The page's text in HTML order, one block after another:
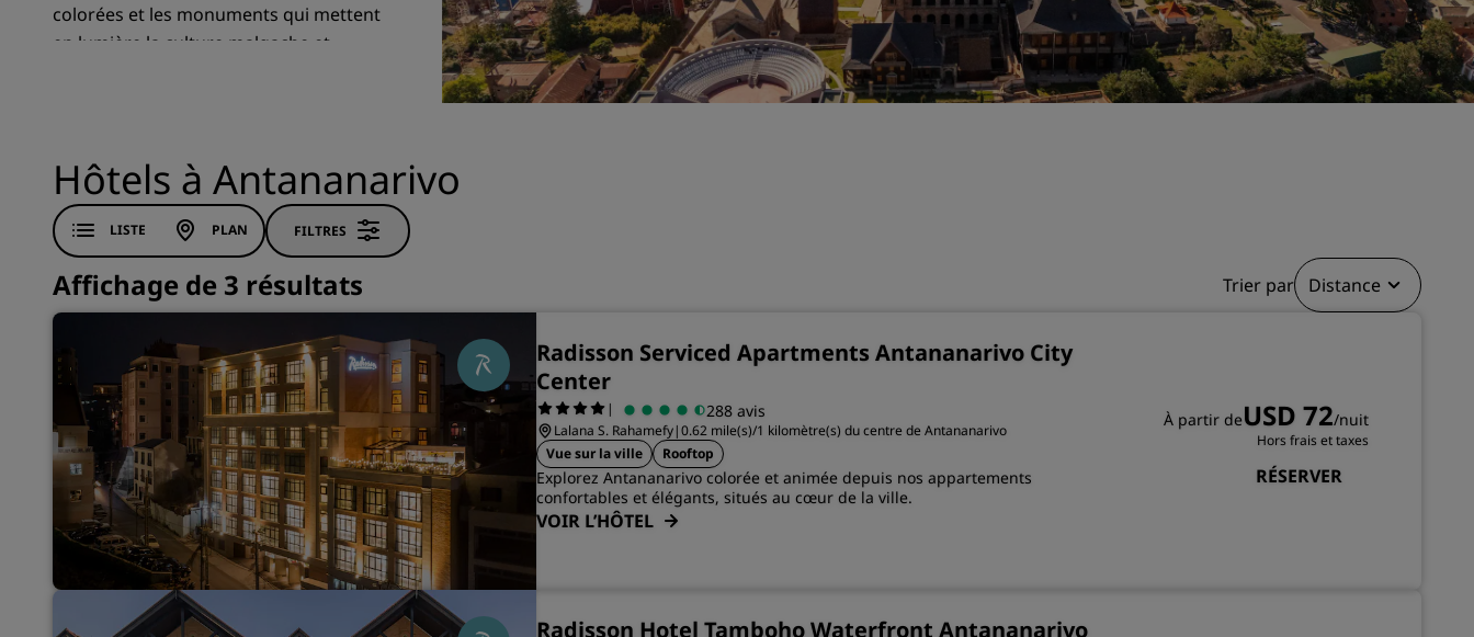
Demander un devis
Pour les événements
Solutions d’entreprise
Services numériques
Application Radisson Hotels
Rad Pets
Espaces dédiés aux mariages
Séjours durables
Radisson Rewards
Comment gagner des points
colorées et les monuments qui mettent
en lumière la culture malgache et
Hôtels à Antananarivo
LISTE PLAN FILTRES
Affichage de 3 résultats Trier par Distance
Radisson Serviced Apartments Antananarivo City
Center
| 288 avis
Lalana S. Rahamefy|0.62 mile(s)/1 kilomètre(s) du centre de Antananarivo
Vue sur la ville
Rooftop
Explorez Antananarivo colorée et animée depuis nos appartements
confortables et élégants, situés au cœur de la ville.
VOIR L’HÔTEL
À partir deUSD 72/nuit
Hors frais et taxes
RÉSERVER
Radisson Hotel Tamboho Waterfront Antananarivo